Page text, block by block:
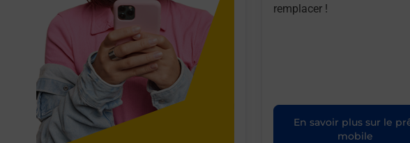
remplacer !
En savoir plus sur le
mobile